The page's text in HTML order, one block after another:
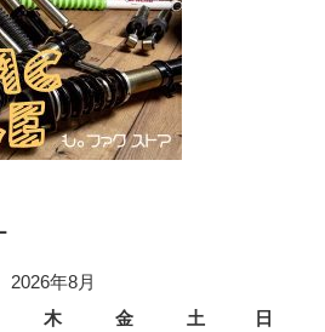
2026年8月
木 金 土 日